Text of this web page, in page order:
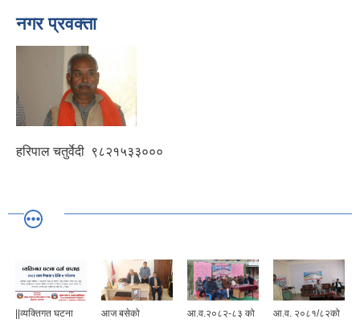
नगर प्रवक्ता
हरिपाल चतुर्वेदी ९८२१५३३०००
||व्यक्तिगत घटना
आज बसेको
आ.व.२०८२-८३ को
आ.व. २०८१/८२को